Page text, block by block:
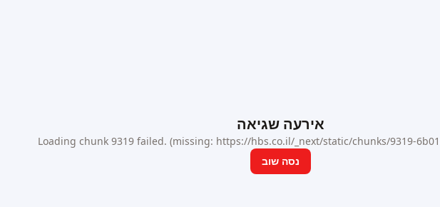
אירעה שגיאה
Loading chunk 9319 failed. (missing: https://hbs.co.il/_next/static/chunks/9319-
נסה שוב